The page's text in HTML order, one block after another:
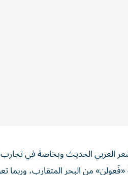
الحديث وبخاصة في تجارب
من البحر المتقارب، وربما